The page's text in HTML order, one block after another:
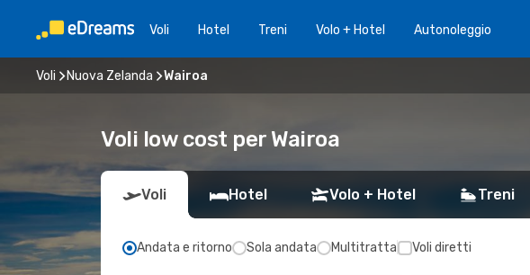
Voli Hotel Treni Volo + Hotel Autonoleggio
Voli Nuova Zelanda Wairoa
Voli low cost per Wairoa
Voli Hotel Volo + Hotel Treni
Andata e ritorno Sola andata Multitratta Voli diretti